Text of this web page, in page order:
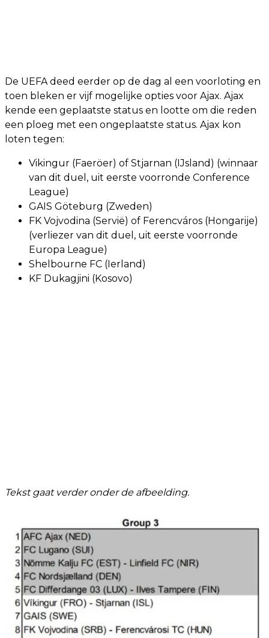
De UEFA deed eerder op de dag al een voorloting en
toen bleken er vijf mogelijke opties voor Ajax. Ajax
kende een geplaatste status en lootte om die reden
een ploeg met een ongeplaatste status. Ajax kon
loten tegen:
Vikingur (Faeröer) of Stjarnan (IJsland) (winnaar
van dit duel, uit eerste voorronde Conference
League)
GAIS Göteburg (Zweden)
FK Vojvodina (Servië) of Ferencváros (Hongarije)
(verliezer van dit duel, uit eerste voorronde
Europa League)
Shelbourne FC (Ierland)
KF Dukagjini (Kosovo)
Tekst gaat verder onder de afbeelding.